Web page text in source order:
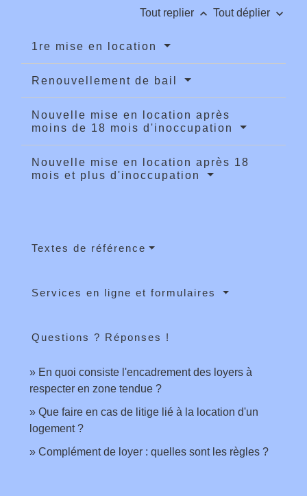
Tout replier keyboard_arrow_up Tout déplier keyboard_arrow_down
1re mise en location
Renouvellement de bail
Nouvelle mise en location après
moins de 18 mois d'inoccupation
Nouvelle mise en location après 18
mois et plus d'inoccupation
Textes de référence
Services en ligne et formulaires
Questions ? Réponses !
En quoi consiste l'encadrement des loyers à
respecter en zone tendue ?
Que faire en cas de litige lié à la location d'un
logement ?
Complément de loyer : quelles sont les règles ?